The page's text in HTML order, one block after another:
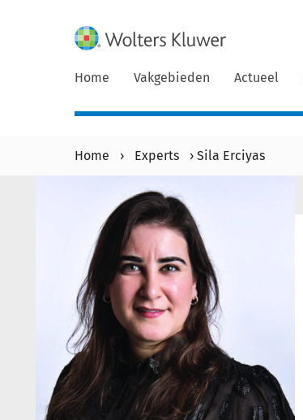
Home Vakgebieden Actueel
Home › Experts › Sila Erciyas